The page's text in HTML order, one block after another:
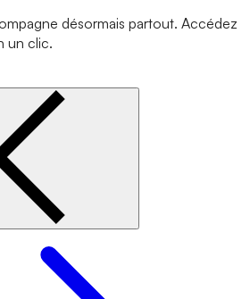
désormais partout. Accédez
un clic.